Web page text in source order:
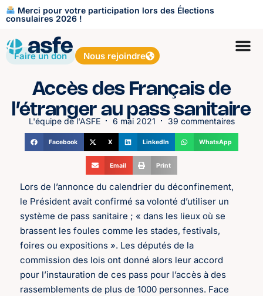
Merci pour votre participation lors des Élections
consulaires 2026 !
Faire un don Nous rejoindre
Accès des Français de
l’étranger au pass sanitaire
L'équipe de l'ASFE 6 mai 2021 39 commentaires
Facebook X LinkedIn WhatsApp
Email Print
Lors de l’annonce du calendrier du déconfinement,
le Président avait confirmé sa volonté d’utiliser un
système de pass sanitaire ; « dans les lieux où se
brassent les foules comme les stades, festivals,
foires ou expositions ». Les députés de la
commission des lois ont donné alors leur accord
pour l’instauration de ces pass pour l’accès à des
rassemblements de plus de 1000 personnes. Face